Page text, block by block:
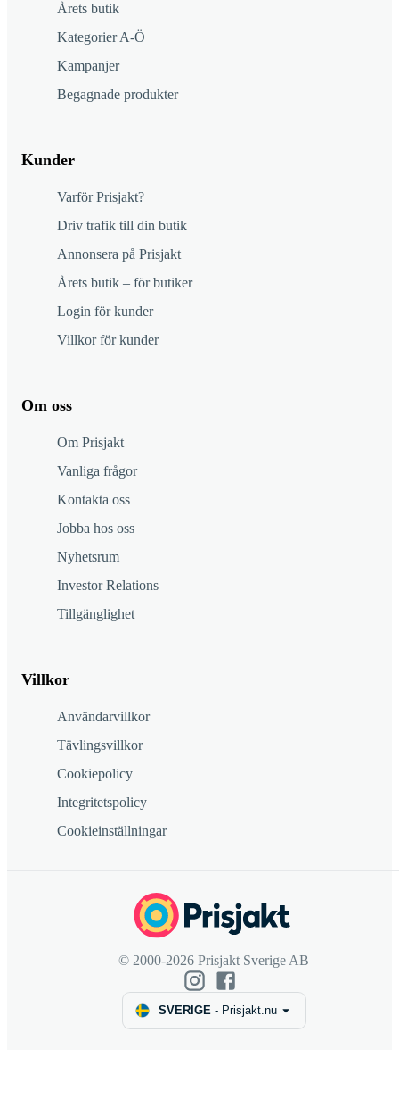
Årets butik
Kategorier A-Ö
Kampanjer
Begagnade produkter
Kunder
Varför Prisjakt?
Driv trafik till din butik
Annonsera på Prisjakt
Årets butik – för butiker
Login för kunder
Villkor för kunder
Om oss
Om Prisjakt
Vanliga frågor
Kontakta oss
Jobba hos oss
Nyhetsrum
Investor Relations
Tillgänglighet
Villkor
Användarvillkor
Tävlingsvillkor
Cookiepolicy
Integritetspolicy
Cookieinställningar
© 2000-2026 Prisjakt Sverige AB
SVERIGE- Prisjakt.nu